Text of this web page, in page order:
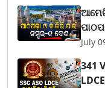
July
341